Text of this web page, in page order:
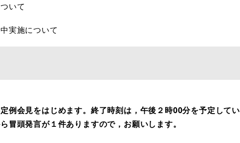
いて
実施について
例会見をはじめます。終了時刻は，午後２時00分を予定してい
冒頭発言が１件ありますので，お願いします。